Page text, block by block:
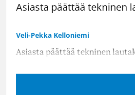
Asiasta päättää tekninen
Veli-Pekka Kelloniemi
Asiasta päättää tekninen